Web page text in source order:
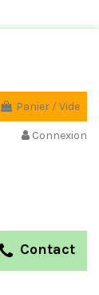
Panier / Vide
Connexion
Contact